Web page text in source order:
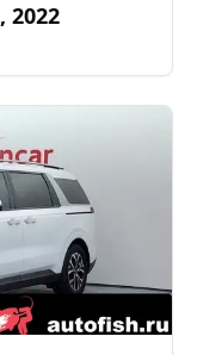
, 2022